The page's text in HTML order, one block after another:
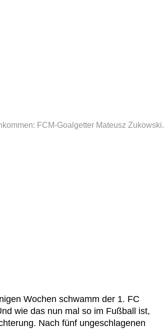
FCM-Goalgetter Mateusz Zukowski.
Wochen schwamm der 1. FC
wie das nun mal so im Fußball ist,
Nach fünf ungeschlagenen